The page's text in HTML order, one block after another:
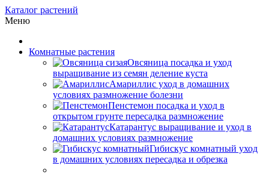
Каталог растений
Меню
Комнатные растения
Овсяница посадка и уход
выращивание из семян деление куста
Амариллис уход в домашних
условиях размножение болезни
Пенстемон посадка и уход в
открытом грунте пересадка размножение
Катарантус выращивание и уход в
домашних условиях размножение
Гибискус комнатный уход
в домашних условиях пересадка и обрезка